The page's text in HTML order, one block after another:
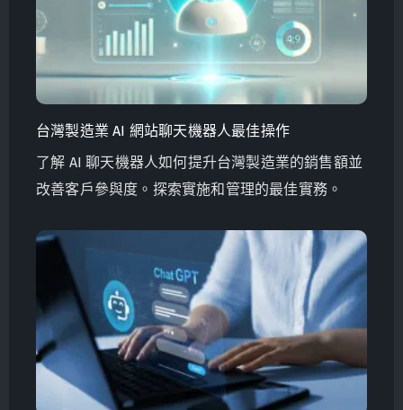
台灣製造業 AI 網站聊天機器人最佳操作
了解 AI 聊天機器人如何提升台灣製造業的銷售額並
改善客戶參與度。探索實施和管理的最佳實務。